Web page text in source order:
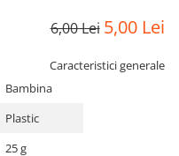
6,00 Lei 5,00 Lei
Caracteristici generale
Bambina
Plastic
25 g